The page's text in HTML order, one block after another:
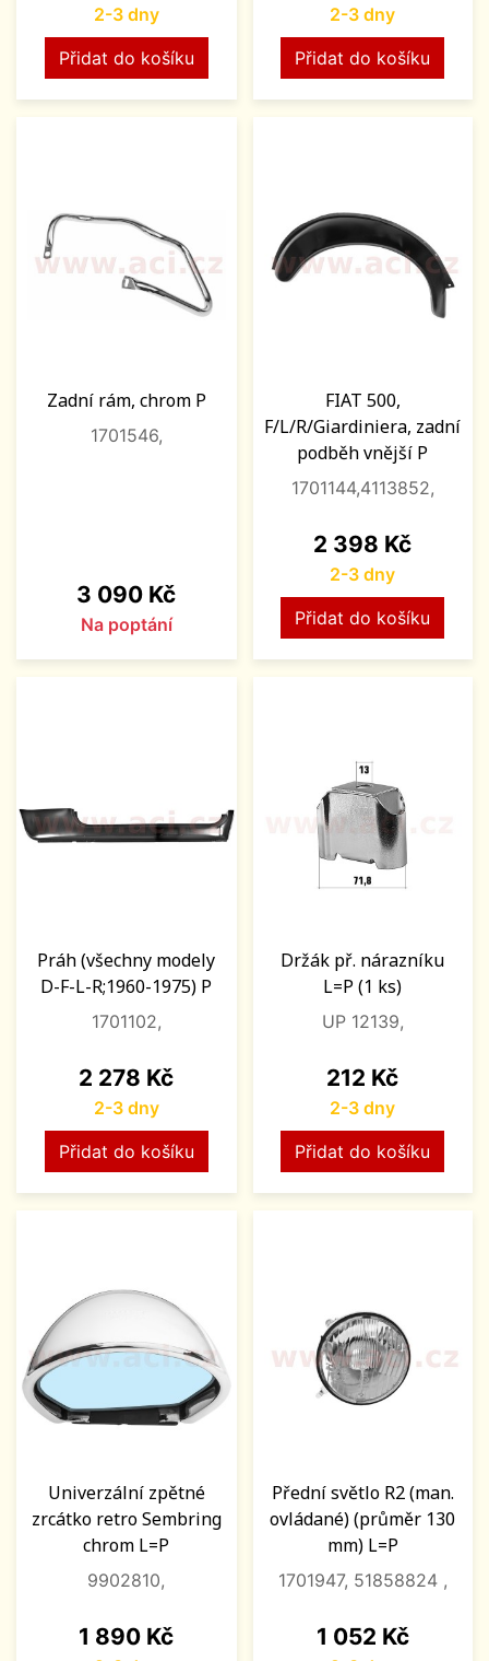
2-3 dny
Přidat do košíku
2-3 dny
Přidat do košíku
Zadní rám, chrom P
1701546,
Cena
3 090 Kč
Na poptání
FIAT 500,
F/L/R/Giardiniera, zadní
podběh vnější P
1701144,4113852,
Cena
2 398 Kč
2-3 dny
Přidat do košíku
Práh (všechny modely
D-F-L-R;1960-1975) P
1701102,
Cena
2 278 Kč
2-3 dny
Přidat do košíku
Držák př. nárazníku
L=P (1 ks)
UP 12139,
Cena
212 Kč
2-3 dny
Přidat do košíku
Univerzální zpětné
zrcátko retro Sembring
chrom L=P
9902810,
Cena
1 890 Kč
Přední světlo R2 (man.
ovládané) (průměr 130
mm) L=P
1701947, 51858824 ,
Cena
1 052 Kč